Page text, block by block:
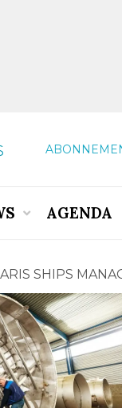
AGENDA
SHIPS